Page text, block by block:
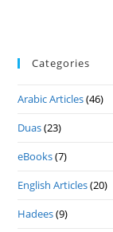
Categories
Arabic Articles(46)
Duas(23)
eBooks(7)
English Articles(20)
Hadees(9)